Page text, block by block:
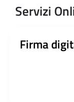
Servizi
Firma